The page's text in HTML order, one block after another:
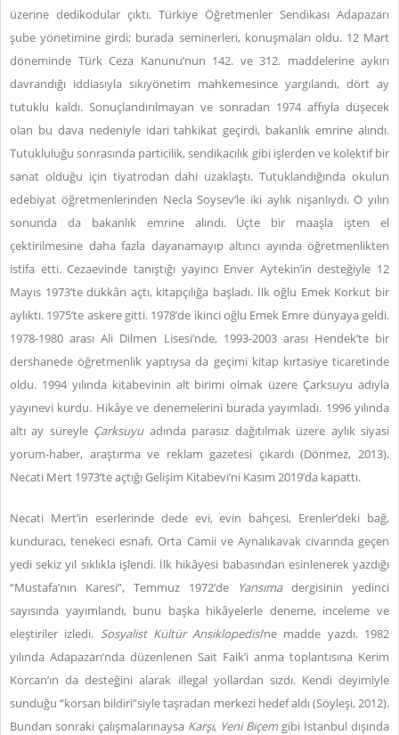
üzerine dedikodular çıktı. Türkiye Öğretmenler Sendikası Adapazarı
şube yönetimine girdi; burada seminerleri, konuşmaları oldu. 12 Mart
döneminde Türk Ceza Kanunu’nun 142. ve 312. maddelerine aykırı
davrandığı iddiasıyla sıkıyönetim mahkemesince yargılandı, dört ay
tutuklu kaldı. Sonuçlandırılmayan ve sonradan 1974 affıyla düşecek
olan bu dava nedeniyle idari tahkikat geçirdi, bakanlık emrine alındı.
Tutukluluğu sonrasında particilik, sendikacılık gibi işlerden ve kolektif bir
sanat olduğu için tiyatrodan dahi uzaklaştı. Tutuklandığında okulun
edebiyat öğretmenlerinden Necla Soysev’le iki aylık nişanlıydı. O yılın
sonunda da bakanlık emrine alındı. Üçte bir maaşla işten el
çektirilmesine daha fazla dayanamayıp altıncı ayında öğretmenlikten
istifa etti. Cezaevinde tanıştığı yayıncı Enver Aytekin’in desteğiyle 12
Mayıs 1973’te dükkân açtı, kitapçılığa başladı. İlk oğlu Emek Korkut bir
aylıktı. 1975’te askere gitti. 1978’de ikinci oğlu Emek Emre dünyaya geldi.
1978-1980 arası Ali Dilmen Lisesi’nde, 1993-2003 arası Hendek’te bir
dershanede öğretmenlik yaptıysa da geçimi kitap kırtasiye ticaretinde
oldu. 1994 yılında kitabevinin alt birimi olmak üzere Çarksuyu adıyla
yayınevi kurdu. Hikâye ve denemelerini burada yayımladı. 1996 yılında
altı ay süreyle Çarksuyuadında parasız dağıtılmak üzere aylık siyasi
yorum-haber, araştırma ve reklam gazetesi çıkardı (Dönmez, 2013).
Necati Mert 1973’te açtığı Gelişim Kitabevi’ni Kasım 2019’da kapattı.
Necati Mert’in eserlerinde dede evi, evin bahçesi, Erenler’deki bağ,
kunduracı, tenekeci esnafı, Orta Camii ve Aynalıkavak civarında geçen
yedi sekiz yıl sıklıkla işlendi. İlk hikâyesi babasından esinlenerek yazdığı
“Mustafa’nın Karesi”, Temmuz 1972’de
Yansımadergisinin yedinci
sayısında yayımlandı, bunu başka hikâyelerle deneme, inceleme ve
eleştiriler izledi. Sosyalist Kültür Ansiklopedisi’ne madde yazdı. 1982
yılında Adapazarı’nda düzenlenen Sait Faik’i anma toplantısına Kerim
Korcan’ın da desteğini alarak illegal yollardan sızdı. Kendi deyimiyle
sunduğu “korsan bildiri”siyle taşradan merkezi hedef aldı (Söyleşi, 2012).
Bundan sonraki çalışmalarınaysa Karşı, Yeni Biçemgibi İstanbul dışında